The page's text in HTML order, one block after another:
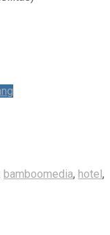
bamboomedia, hotel,